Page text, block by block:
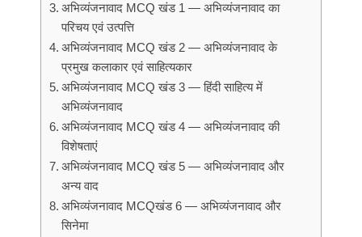
अभिव्यंजनावाद MCQ खंड 1 — अभिव्यंजनावाद का
परिचय एवं उत्पत्ति
अभिव्यंजनावाद MCQ खंड 2 — अभिव्यंजनावाद के
प्रमुख कलाकार एवं साहित्यकार
अभिव्यंजनावाद MCQ खंड 3 — हिंदी साहित्य में
अभिव्यंजनावाद
अभिव्यंजनावाद MCQ खंड 4 — अभिव्यंजनावाद की
विशेषताएं
अभिव्यंजनावाद MCQ खंड 5 — अभिव्यंजनावाद और
अन्य वाद
अभिव्यंजनावाद MCQखंड 6 — अभिव्यंजनावाद और
सिनेमा